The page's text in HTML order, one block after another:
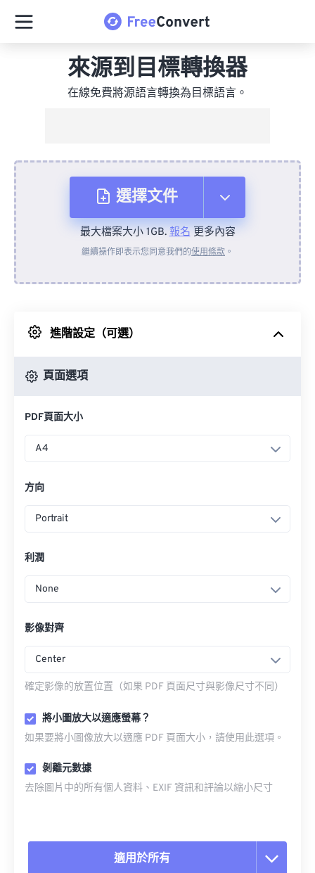
來源到目標轉換器
在線免費將源語言轉換為目標語言。
選擇文件
來自裝置
來自 Google 雲端硬碟
最大檔案大小 1GB.報名更多內容
繼續操作即表示您同意我們的使用條款 。
進階設定（可選）
頁面選項
PDF頁面大小
A4
方向
Portrait
利潤
None
影像對齊
Center
確定影像的放置位置（如果 PDF 頁面尺寸與影像尺寸不同）
將小圖放大以適應螢幕？
如果要將小圖像放大以適應 PDF 頁面大小，請使用此選項。
剝離元數據
去除圖片中的所有個人資料、EXIF 資訊和評論以縮小尺寸
適用於所有